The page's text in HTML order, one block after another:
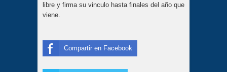
libre y firma su vinculo hasta finales del año que
viene.
Compartir en Facebook